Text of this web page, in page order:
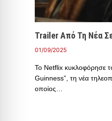
Trailer Από Τη Νέα
01/09/2025
Το Netflix κυκλοφόρησε
Guinness”, τη νέα
οποίος…